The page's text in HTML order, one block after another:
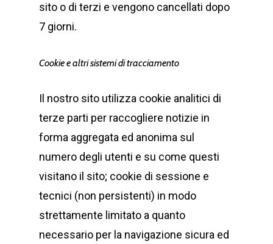
sito o di terzi e vengono cancellati dopo
7 giorni.
Cookie e altri sistemi di tracciamento
Il nostro sito utilizza cookie analitici di
terze parti per raccogliere notizie in
forma aggregata ed anonima sul
numero degli utenti e su come questi
visitano il sito; cookie di sessione e
tecnici (non persistenti) in modo
strettamente limitato a quanto
necessario per la navigazione sicura ed